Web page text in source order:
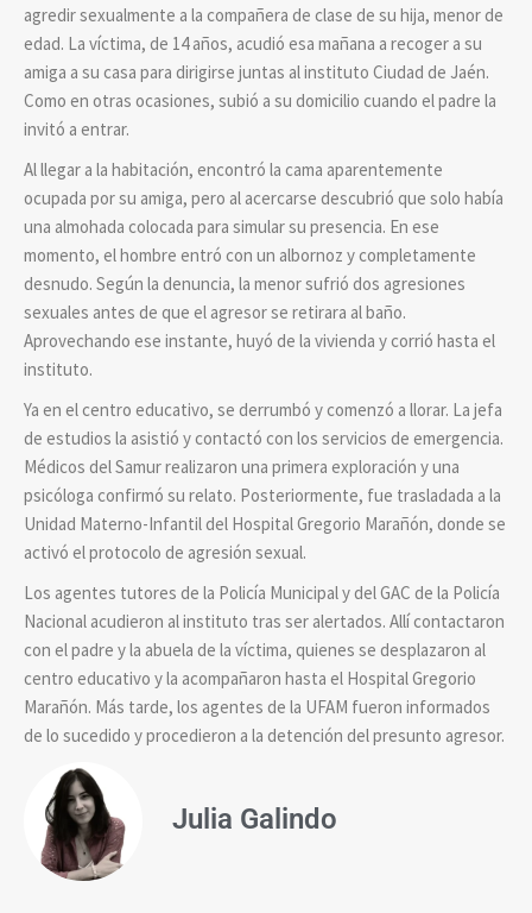
agredir sexualmente a la compañera de clase de su hija, menor de
edad. La víctima, de 14 años, acudió esa mañana a recoger a su
amiga a su casa para dirigirse juntas al instituto Ciudad de Jaén.
Como en otras ocasiones, subió a su domicilio cuando el padre la
invitó a entrar.
Al llegar a la habitación, encontró la cama aparentemente
ocupada por su amiga, pero al acercarse descubrió que solo había
una almohada colocada para simular su presencia. En ese
momento, el hombre entró con un albornoz y completamente
desnudo. Según la denuncia, la menor sufrió dos agresiones
sexuales antes de que el agresor se retirara al baño.
Aprovechando ese instante, huyó de la vivienda y corrió hasta el
instituto.
Ya en el centro educativo, se derrumbó y comenzó a llorar. La jefa
de estudios la asistió y contactó con los servicios de emergencia.
Médicos del Samur realizaron una primera exploración y una
psicóloga confirmó su relato. Posteriormente, fue trasladada a la
Unidad Materno-Infantil del Hospital Gregorio Marañón, donde se
activó el protocolo de agresión sexual.
Los agentes tutores de la Policía Municipal y del GAC de la Policía
Nacional acudieron al instituto tras ser alertados. Allí contactaron
con el padre y la abuela de la víctima, quienes se desplazaron al
centro educativo y la acompañaron hasta el Hospital Gregorio
Marañón. Más tarde, los agentes de la UFAM fueron informados
de lo sucedido y procedieron a la detención del presunto agresor.
Julia Galindo